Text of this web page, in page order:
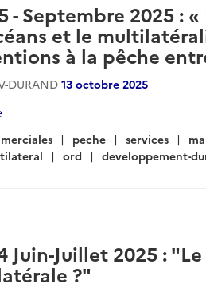
- Septembre 2025 :
et le
à la pêche
DURAND 13 octobre 2025
peche services
ord developpement-
Juin-Juillet 2025 :
?"